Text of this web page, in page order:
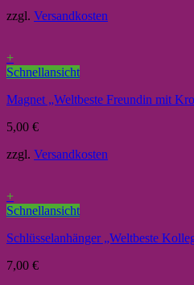
zzgl. Versandkosten
+
Schnellansicht
Magnet „Weltbeste Freundin mit
5,00 €
zzgl. Versandkosten
+
Schnellansicht
Schlüsselanhänger „Weltbeste
7,00 €